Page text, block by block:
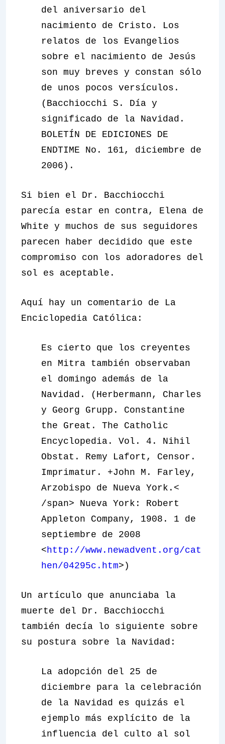
del aniversario del
nacimiento de Cristo. Los
relatos de los Evangelios
sobre el nacimiento de Jesús
son muy breves y constan sólo
de unos pocos versículos.
(Bacchiocchi S. Día y
significado de la Navidad.
BOLETÍN DE EDICIONES DE
ENDTIME No. 161, diciembre de
2006).
Si bien el Dr. Bacchiocchi
parecía estar en contra, Elena de
White y muchos de sus seguidores
parecen haber decidido que este
compromiso con los adoradores del
sol es aceptable.
Aquí hay un comentario de La
Enciclopedia Católica:
Es cierto que los creyentes
en Mitra también observaban
el domingo además de la
Navidad. (Herbermann, Charles
y Georg Grupp. Constantine
the Great. The Catholic
Encyclopedia. Vol. 4. Nihil
Obstat. Remy Lafort, Censor.
Imprimatur. +John M. Farley,
Arzobispo de Nueva York.<
/span> Nueva York: Robert
Appleton Company, 1908. 1 de
septiembre de 2008
<http://www.newadvent.org/cat
hen/04295c.htm>)
Un artículo que anunciaba la
muerte del Dr. Bacchiocchi
también decía lo siguiente sobre
su postura sobre la Navidad:
La adopción del 25 de
diciembre para la celebración
de la Navidad es quizás el
ejemplo más explícito de la
influencia del culto al sol